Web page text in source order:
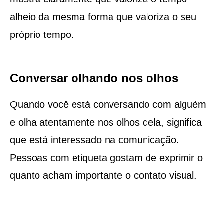
alheio da mesma forma que valoriza o seu
próprio tempo.
Conversar olhando nos olhos
Quando você está conversando com alguém
e olha atentamente nos olhos dela, significa
que está interessado na comunicação.
Pessoas com etiqueta gostam de exprimir o
quanto acham importante o contato visual.